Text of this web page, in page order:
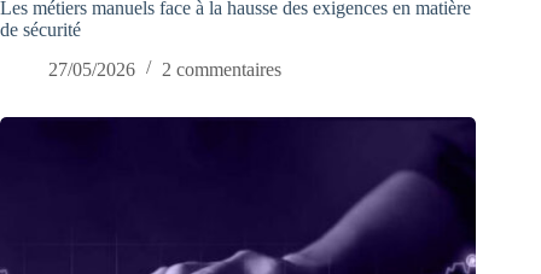
Les métiers manuels face à la hausse des exigences en matière
de sécurité
27/05/2026
2 commentaires